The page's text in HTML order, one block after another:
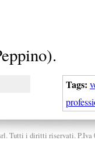
Tags:
Tutti i diritti riservati. P.Iva